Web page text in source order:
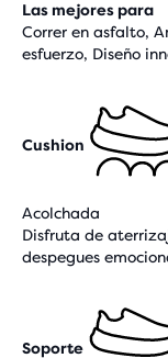
Las mejores para
Correr en asfalto,
esfuerzo, Diseño
Cushion
Acolchada
Disfruta de
despegues
Soporte